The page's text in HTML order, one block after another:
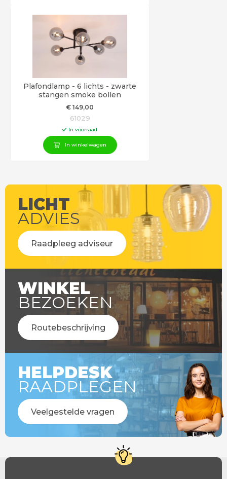
Plafondlamp - 6 lichts - zwarte
stangen smoke bollen
€ 149,00
61029
In voorraad
In winkelwagen
LICHT
ADVIES
Raadpleeg adviseur
WINKEL
BEZOEKEN
Routebeschrijving
HELPDESK
RAADPLEGEN
Veelgestelde vragen